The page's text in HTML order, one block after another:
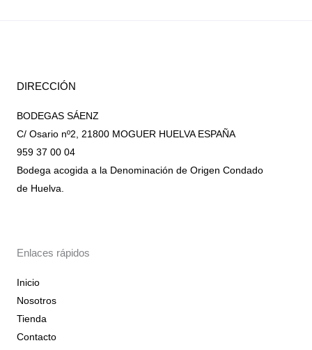
DIRECCIÓN
BODEGAS SÁENZ
C/ Osario nº2, 21800 MOGUER HUELVA ESPAÑA
959 37 00 04
Bodega acogida a la Denominación de Origen Condado
de Huelva.
Enlaces rápidos
Inicio
Nosotros
Tienda
Contacto